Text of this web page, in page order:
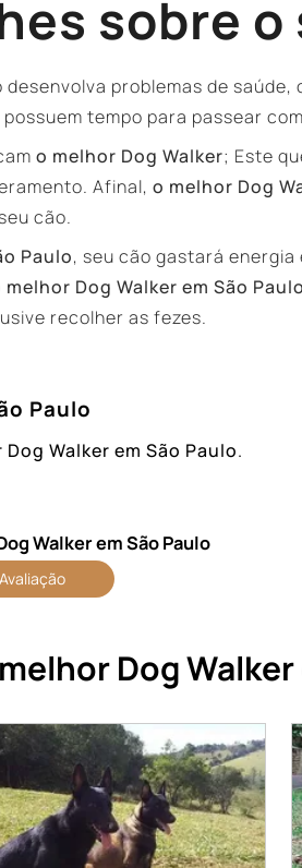
sobre o
problemas de saúde,
tempo para passear
o melhor Dog Walker; Este
Afinal,o melhor Dog
cão.
Paulo, seu cão gastará energia
melhor Dog Walker em São Paulo
recolher as fezes.
Paulo
Walker em São Paulo.
Walker em São Paulo
Dog Walker